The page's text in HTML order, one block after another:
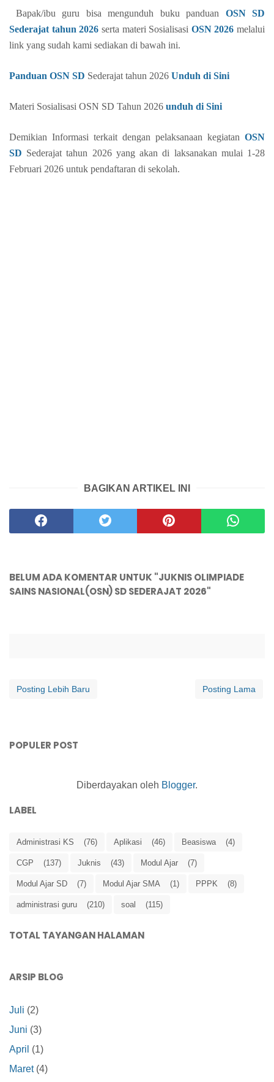
Bapak/ibu guru bisa mengunduh buku panduan
OSN SD
Sederajat tahun 2026 serta materi Sosialisasi OSN 2026 melalui
link yang sudah kami sediakan di bawah ini.
Panduan OSN SD Sederajat tahun 2026 Unduh di Sini
Materi Sosialisasi OSN SD Tahun 2026 unduh di Sini
Demikian Informasi terkait dengan pelaksanaan kegiatan OSN
SD Sederajat tahun 2026 yang akan di laksanakan mulai 1-28
Februari 2026 untuk pendaftaran di sekolah.
BAGIKAN ARTIKEL INI
BELUM ADA KOMENTAR UNTUK "JUKNIS OLIMPIADE
SAINS NASIONAL(OSN) SD SEDERAJAT 2026"
Posting Lebih Baru Posting Lama
POPULER POST
Diberdayakan oleh Blogger.
LABEL
Administrasi KS (76) Aplikasi (46) Beasiswa (4)
CGP (137) Juknis (43) Modul Ajar (7)
Modul Ajar SD (7) Modul Ajar SMA (1) PPPK (8)
administrasi guru (210) soal (115)
TOTAL TAYANGAN HALAMAN
ARSIP BLOG
Juli (2)
Juni (3)
April (1)
Maret(4)